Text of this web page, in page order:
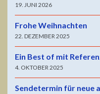
19. JUNI 2026
Frohe Weihnachten
22. DEZEMBER 2025
Ein Best of mit
4. OKTOBER 2025
Sendetermin für neue